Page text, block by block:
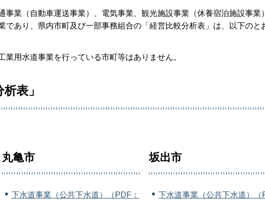
事業（自動車運送事業）、電気事業、観光施設事業（休養宿泊施設事業
であり、県内市町及び一部事務組合の「経営比較分析表」は、以下のと
用水道事業を行っている市町等はありません。
表」
丸亀市
下水道事業（公共下水道）（PDF：
坂出市
下水道事業（公共下水道）（